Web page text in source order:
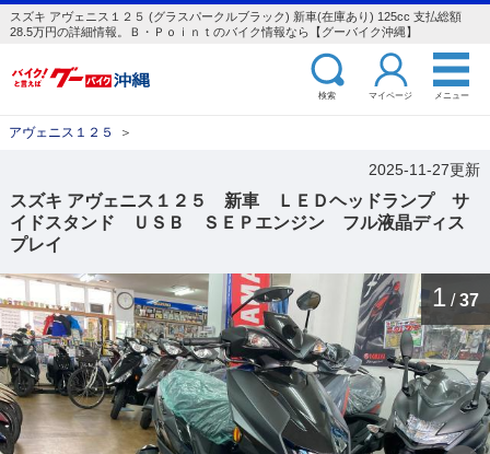
スズキ アヴェニス１２５ (グラスパークルブラック) 新車(在庫あり) 125cc 支払総額
28.5万円の詳細情報。Ｂ・Ｐｏｉｎｔのバイク情報なら【グーバイク沖縄】
検索 マイページ メニュー
アヴェニス１２５ ＞
2025-11-27更新
スズキ アヴェニス１２５ 新車 ＬＥＤヘッドランプ サ
イドスタンド ＵＳＢ ＳＥＰエンジン フル液晶ディス
プレイ
1 / 37